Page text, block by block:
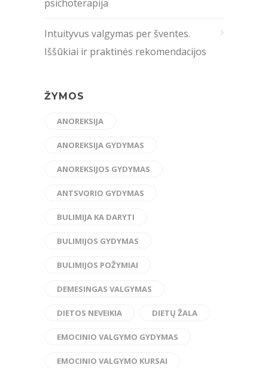
psichoterapija
Intuityvus valgymas per šventes.
Iššūkiai ir praktinės rekomendacijos
ŽYMOS
ANOREKSIJA
ANOREKSIJA GYDYMAS
ANOREKSIJOS GYDYMAS
ANTSVORIO GYDYMAS
BULIMIJA KA DARYTI
BULIMIJOS GYDYMAS
BULIMIJOS POŽYMIAI
DEMESINGAS VALGYMAS
DIETOS NEVEIKIA DIETŲ ŽALA
EMOCINIO VALGYMO GYDYMAS
EMOCINIO VALGYMO KURSAI